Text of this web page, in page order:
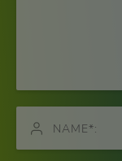
NAME*: